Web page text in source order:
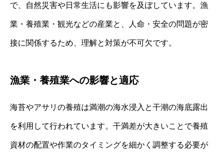
で、自然災害や日常生活にも影響を及ぼしています。漁
業・養殖業・観光などの産業と、人命・安全の問題が密
接に関係するため、理解と対策が不可欠です。
漁業・養殖業への影響と適応
海苔やアサリの養殖は満潮の海水浸入と干潮の海底露出
を利用して行われています。干満差が大きいことで養殖
資材の配置や作業のタイミングを細かく調整する必要が